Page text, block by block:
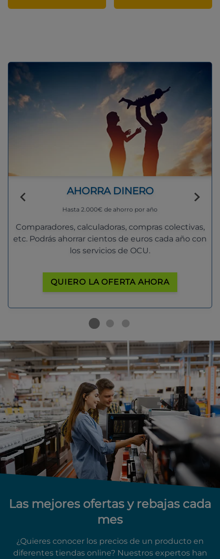
AHORRA DINERO
Hasta 2.000€ de ahorro por año
Comparadores, calculadoras, compras colectivas,
etc. Podrás ahorrar cientos de euros cada año con
los servicios de OCU.
QUIERO LA OFERTA AHORA
Las mejores ofertas y rebajas cada
mes
¿Quieres conocer los precios de un producto en
diferentes tiendas online? Nuestros expertos han